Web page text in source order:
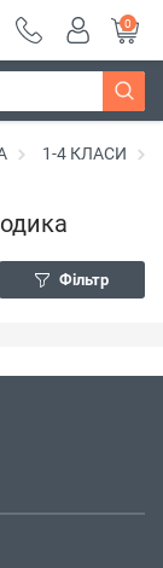
0
1-4 КЛАСИ
Фільтр